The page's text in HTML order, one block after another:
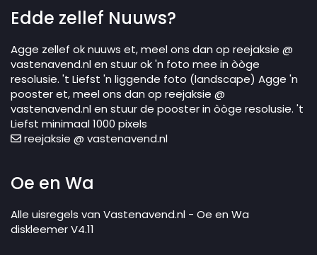
Edde zellef Nuuws?
Agge zellef ok nuuws et, meel ons dan op reejaksie @
vastenavend.nl en stuur ok 'n foto mee in òòge
resolusie. 't Liefst 'n liggende foto (landscape) Agge 'n
pooster et, meel ons dan op reejaksie @
vastenavend.nl en stuur de pooster in òòge resolusie. 't
Liefst minimaal 1000 pixels
reejaksie @ vastenavend.nl
Oe en Wa
Alle uisregels van Vastenavend.nl - Oe en Wa
diskleemer V4.11